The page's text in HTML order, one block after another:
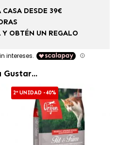
DESDE 39€
OBTÉN UN REGALO
2ª UNIDAD -40%